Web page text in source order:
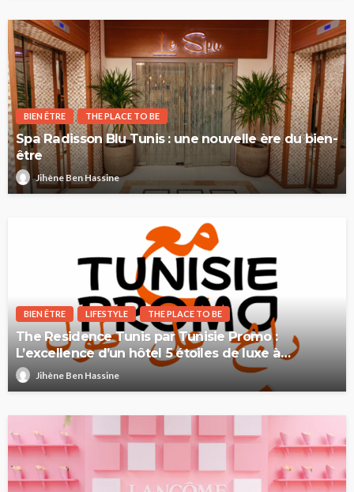
BIEN ÊTRE THE PLACE TO BE
Spa Radisson Blu Tunis : une nouvelle ère du bien-
être
Jihène Ben Hassine
BIEN ÊTRE LIFESTYLE THE PLACE TO BE
The Residence Tunis par Tunisie Promo :
L’excellence d’un hôtel 5 étoiles de luxe à
Gammarth
Jihène Ben Hassine